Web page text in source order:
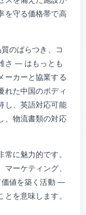
を守る価格帯で高
のばらつき、コ
さ — はもっとも
ーカーと協業する
れた中国のボディ
し、英語対応可能
、物流書類の対応
に魅力的です。
ーケティング、
値を築く活動 —
を意味します。